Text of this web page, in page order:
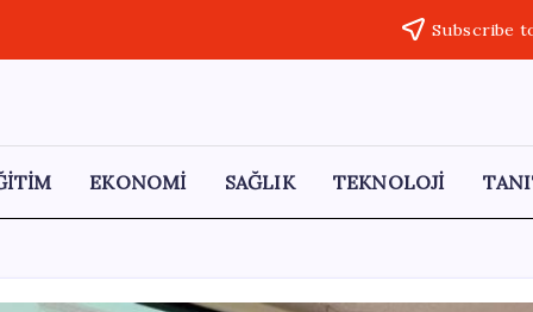
Subscribe
EKONOMİ SAĞLIK TEKNOLOJİ